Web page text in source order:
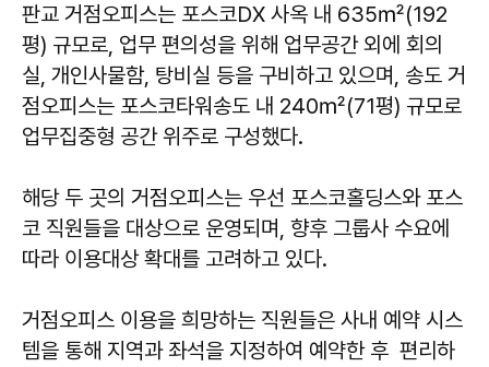
판교 거점오피스는 포스코DX 사옥 내 635㎡(192
평) 규모로, 업무 편의성을 위해 업무공간 외에 회의
실, 개인사물함, 탕비실 등을 구비하고 있으며, 송도 거
점오피스는 포스코타워송도 내 240㎡(71평) 규모로
업무집중형 공간 위주로 구성했다.
해당 두 곳의 거점오피스는 우선 포스코홀딩스와 포스
코 직원들을 대상으로 운영되며, 향후 그룹사 수요에
따라 이용대상 확대를 고려하고 있다.
거점오피스 이용을 희망하는 직원들은 사내 예약 시스
템을 통해 지역과 좌석을 지정하여 예약한 후 편리하